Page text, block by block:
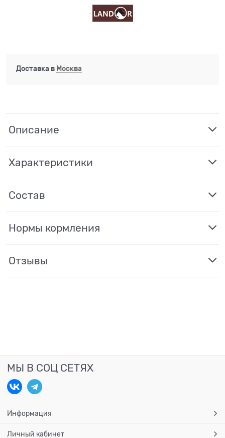
Доставка в Москва
Описание
Характеристики
Состав
Нормы кормления
Отзывы
МЫ В СОЦ СЕТЯХ
Информация
Личный кабинет